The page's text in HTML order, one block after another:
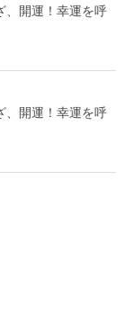
、開運！幸運を呼
、開運！幸運を呼